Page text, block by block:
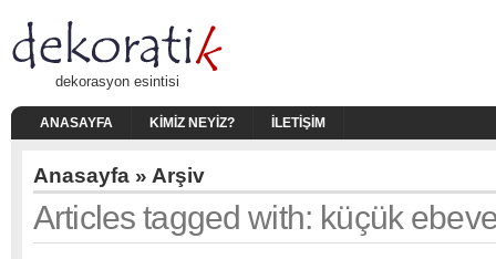
dekorasyon esintisi
ANASAYFA KIMIZ NEYIZ? İLETIŞIM
Anasayfa » Arşiv
Articles tagged with: küçük